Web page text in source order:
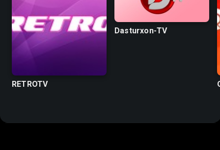
RETROTV
Dasturxon-TV